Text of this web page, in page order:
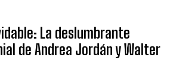
La deslumbrante
de Andrea Jordán y Walter